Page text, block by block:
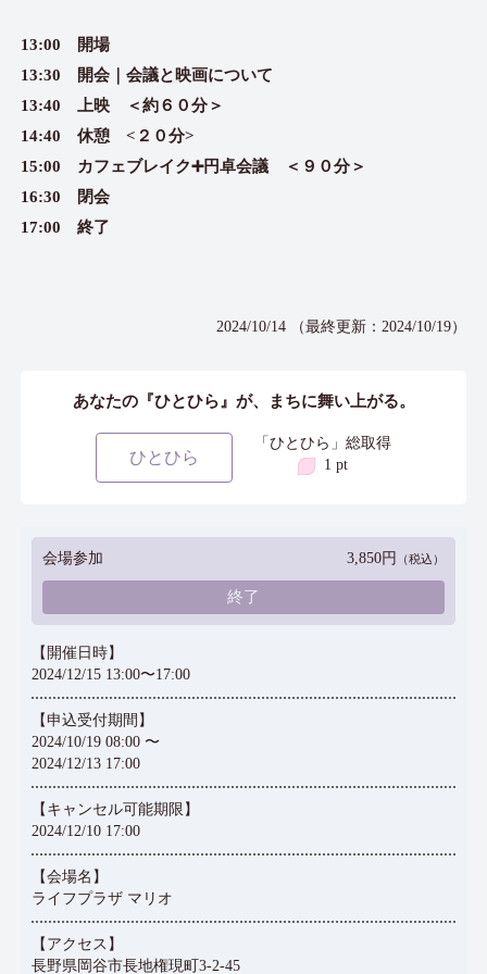
13:00 開場
13:30 開会｜会議と映画について
13:40 上映 ＜約６０分＞
14:40 休憩 <２０分>
15:00 カフェブレイク➕円卓会議 ＜９０分＞
16:30 閉会
17:00 終了
2024/10/14 （最終更新：2024/10/19）
あなたの『ひとひら』が、まちに舞い上がる。
ひとひら
「ひとひら」総取得
1 pt
会場参加 3,850円 （税込）
終了
【開催日時】
2024/12/15 13:00〜17:00
【申込受付期間】
2024/10/19 08:00 〜
2024/12/13 17:00
【キャンセル可能期限】
2024/12/10 17:00
【会場名】
ライフプラザ マリオ
【アクセス】
長野県岡谷市長地権現町3-2-45